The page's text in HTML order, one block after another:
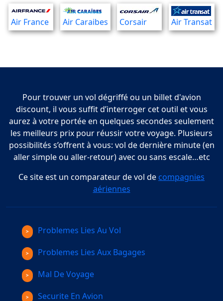
Air France Air Caraibes Corsair Air Transat
Pour trouver un vol dégriffé ou un billet d'avion
discount, il vous suffit d’interroger cet outil et vous
aurez à votre portée en quelques secondes seulement
les meilleurs prix pour réussir votre voyage. Plusieurs
possibilités s’offrent à vous: vol de dernière minute (en
aller simple ou aller-retour) avec ou sans escale…etc
Ce site est un comparateur de vol de compagnies
aériennes
Problemes Lies Au Vol
Problemes Lies Aux Bagages
Mal De Voyage
Securite En Avion